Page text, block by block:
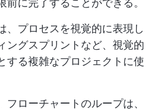
前に完了することができる。
、プロセスを視覚的に表現し
ングスプリントなど、視覚的
する複雑なプロジェクトに使
フローチャートのループは、